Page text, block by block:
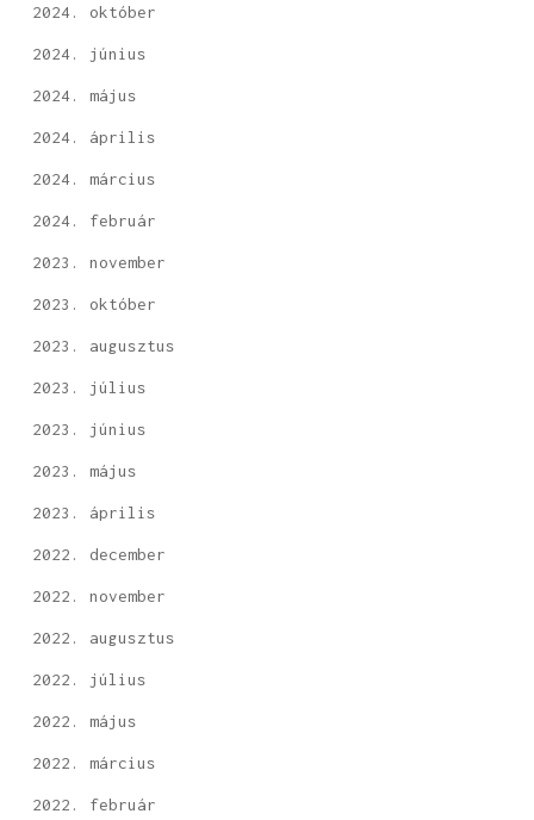
2024. október
2024. június
2024. május
2024. április
2024. március
2024. február
2023. november
2023. október
2023. augusztus
2023. július
2023. június
2023. május
2023. április
2022. december
2022. november
2022. augusztus
2022. július
2022. május
2022. március
2022. február